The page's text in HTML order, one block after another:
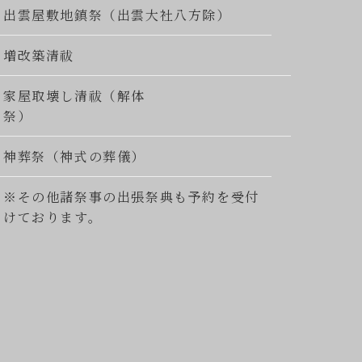
出雲屋敷地鎮祭（出雲大社八方除）
増改築清祓
家屋取壊し清祓（解体
祭）
神葬祭（神式の葬儀）
※その他諸祭事の出張祭典も予約を受付
けております。